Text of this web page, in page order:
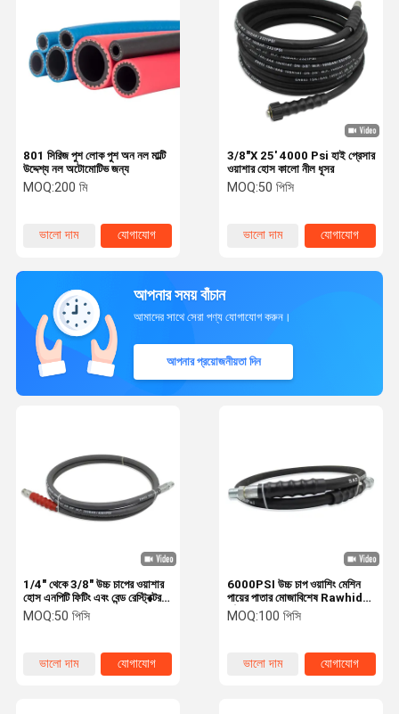
801 সিরিজ পুশ লোক পুশ অন নল মাল্টি
উদ্দেশ্য নল অটোমোটিভ জন্য
MOQ:200 মি
ভালো দাম যোগাযোগ
3/8"X 25' 4000 Psi হাই প্রেসার
ওয়াশার হোস কালো নীল ধূসর
MOQ:50 পিসি
ভালো দাম যোগাযোগ
আপনার সময় বাঁচান
আমাদের সাথে সেরা পণ্য যোগাযোগ করুন।
আপনার প্রয়োজনীয়তা দিন
6000PSI উচ্চ চাপ ওয়াশিং মেশিন
পায়ের পাতার মোজাবিশেষ Rawhide
পৃষ্ঠ
MOQ:100 পিসি
ভালো দাম যোগাযোগ
1/4" থেকে 3/8" উচ্চ চাপের ওয়াশার
হোস এনপিটি ফিটিং এবং বেন্ড রেস্ট্রিক্টর
সহ
MOQ:50 পিসি
ভালো দাম যোগাযোগ